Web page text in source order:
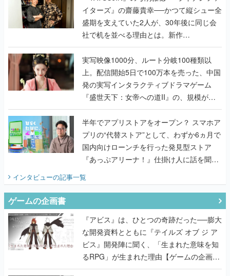
イターズ』の齋藤貴幸──かつて縦シュー全
盛期を支えていた2人が、30年後に同じ会
社で机を並べる理由とは。新作
『TATSUJIN EXTREME』で初タッグを組
んだレジェンド2人に訊く開発秘話
実写映像1000分、ルート分岐100種類以
上。配信開始5日で100万本を売った、中国
発の実写インタラクティブドラマゲーム
『盛世天下：女帝への道II』の、規模が違
うこだわりをプロデューサーに聞いた
半年でアプリストアをオープン？ スマホア
プリの“代替ストア”として、わずか6ヵ月で
国内向けローンチを行った発見型ストア
『あっぷアリーナ！』仕掛け人に話を聞い
インタビューの記事一覧
ゲームの企画書
『アビス』は、ひとつの奇跡だった──膨大
な開発資料とともに『テイルズ オブ ジ ア
ビス』開発陣に聞く、「生まれた意味を知
るRPG」が生まれた理由【ゲームの企画
書】